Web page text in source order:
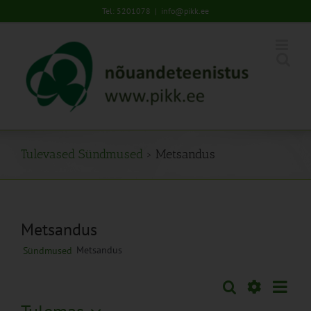
to
Tel: 5201078 | info@pikk.ee
Tulevased Sündmused › Metsandus
Metsandus
Sündmused Metsandus
Sündmused
Otsi